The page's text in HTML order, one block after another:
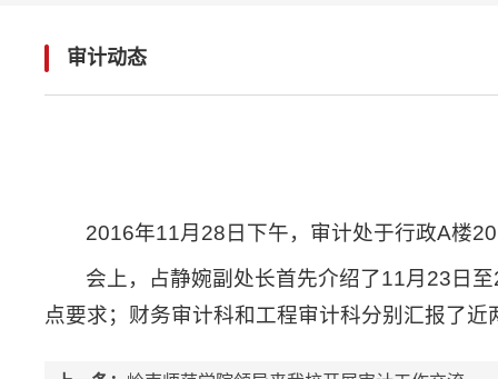
审计动态
2016年11月28日下午，审计处于行政A
会上，占静婉副处长首先介绍了11月23日
点要求；财务审计科和工程审计科分别汇报了